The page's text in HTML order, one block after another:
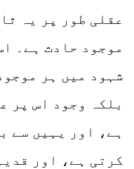
عقلی طور پر یہ
موجود حادث ہے۔
شہود میں ہر
بلکہ وجود اس پر
ہے، اور یہیں سے
کرتی ہے، اور